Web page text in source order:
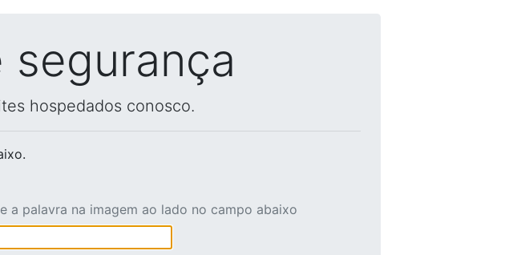
hospedados conosco.
a palavra na imagem ao lado no campo abaixo